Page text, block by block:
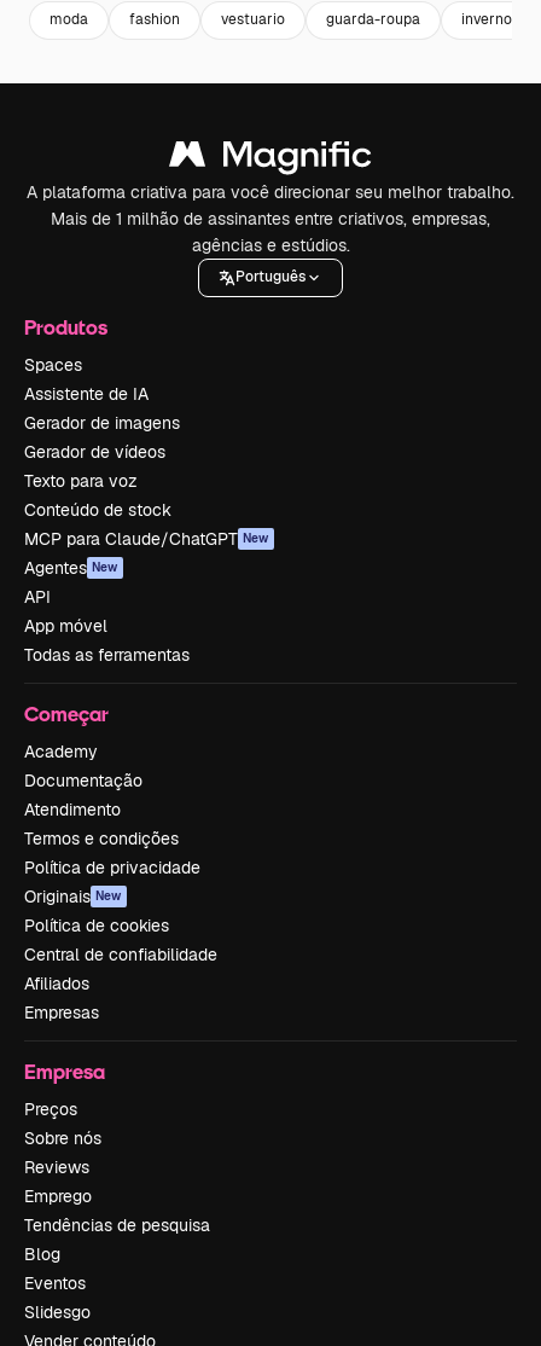
moda fashion vestuario guarda-roupa inverno
A plataforma criativa para você direcionar seu melhor trabalho.
Mais de 1 milhão de assinantes entre criativos, empresas,
agências e estúdios.
Português
Produtos
Spaces
Assistente de IA
Gerador de imagens
Gerador de vídeos
Texto para voz
Conteúdo de stock
MCP para Claude/ChatGPT New
Agentes New
API
App móvel
Todas as ferramentas
Começar
Academy
Documentação
Atendimento
Termos e condições
Política de privacidade
Originais New
Política de cookies
Central de confiabilidade
Afiliados
Empresas
Empresa
Preços
Sobre nós
Reviews
Emprego
Tendências de pesquisa
Blog
Eventos
Slidesgo
Vender conteúdo